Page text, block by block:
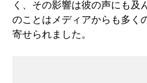
く、その影響は彼の声にも及
のことはメディアからも多く
寄せられました。